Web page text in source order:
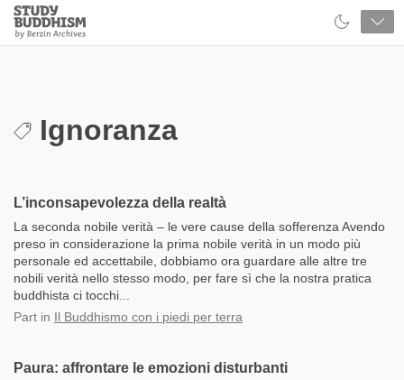
Close
Study
Buddhism
Ignoranza
L’inconsapevolezza della realtà
La seconda nobile verità – le vere cause della sofferenza Avendo
preso in considerazione la prima nobile verità in un modo più
personale ed accettabile, dobbiamo ora guardare alle altre tre
nobili verità nello stesso modo, per fare sì che la nostra pratica
buddhista ci tocchi...
Part in Il Buddhismo con i piedi per terra
Paura: affrontare le emozioni disturbanti